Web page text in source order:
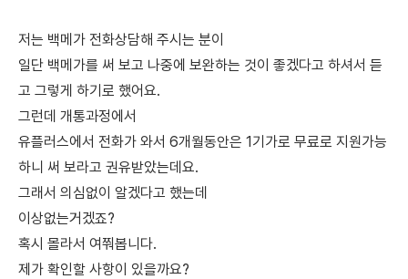
저는 백메가 전화상담해 주시는 분이
일단 백메가를 써 보고 나중에 보완하는 것이 좋겠다고 하셔서 듣
고 그렇게 하기로 했어요.
그런데 개통과정에서
유플러스에서 전화가 와서 6개월동안은 1기가로 무료로 지원가능
하니 써 보라고 권유받았는데요.
그래서 의심없이 알겠다고 했는데
이상없는거겠죠?
혹시 몰라서 여쭤봅니다.
제가 확인할 사항이 있을까요?